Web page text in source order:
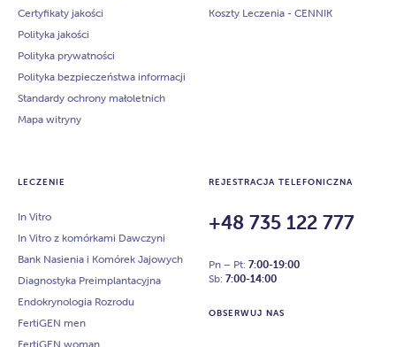
Certyfikaty jakości
Polityka jakości
Polityka prywatności
Polityka bezpieczeństwa informacji
Standardy ochrony małoletnich
Mapa witryny
Koszty Leczenia - CENNIK
LECZENIE
In Vitro
In Vitro z komórkami Dawczyni
Bank Nasienia i Komórek Jajowych
Diagnostyka Preimplantacyjna
Endokrynologia Rozrodu
FertiGEN men
FertiGEN woman
REJESTRACJA TELEFONICZNA
+48 735 122 777
Pn – Pt: 7:00-19:00
Sb: 7:00-14:00
OBSERWUJ NAS